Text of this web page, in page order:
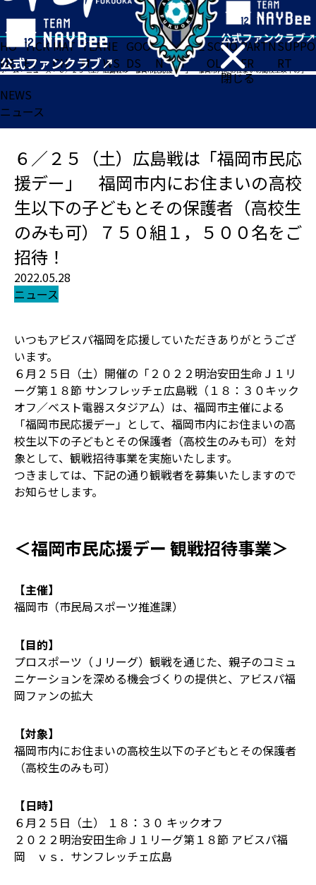
閉じる
HO
ME
TICK
ET
MAT
CH
TEA
M
NE
WS
GOO
DS
FA
N
ACADE
MY
SCHO
OL
PARTN
ER
SUPPO
RT
ホーム>ニュース>６／２５（土）広島戦は「福岡市民応援デー」 福岡市内にお住まいの高校生以下の子どもとその保護者（高校生のみも可）７５０組１，５００名をご招待！
NEWS
ニュース
６／２５（土）広島戦は「福岡市民応
援デー」 福岡市内にお住まいの高校
生以下の子どもとその保護者（高校生
のみも可）７５０組１，５００名をご
招待！
2022.05.28
ニュース
いつもアビスパ福岡を応援していただきありがとうござ
います。
６月２５日（土）開催の「２０２２明治安田生命Ｊ１リ
ーグ第１８節 サンフレッチェ広島戦（１８：３０キック
オフ／ベスト電器スタジアム）は、福岡市主催による
「福岡市民応援デー」として、福岡市内にお住まいの高
校生以下の子どもとその保護者（高校生のみも可）を対
象として、観戦招待事業を実施いたします。
つきましては、下記の通り観戦者を募集いたしますので
お知らせします。
＜福岡市民応援デー 観戦招待事業＞
【主催】
福岡市（市民局スポーツ推進課）
【目的】
プロスポーツ（Ｊリーグ）観戦を通じた、親子のコミュ
ニケーションを深める機会づくりの提供と、アビスパ福
岡ファンの拡大
【対象】
福岡市内にお住まいの高校生以下の子どもとその保護者
（高校生のみも可）
【日時】
６月２５日（土） １８：３０ キックオフ
２０２２明治安田生命Ｊ１リーグ第１８節 アビスパ福
岡 ｖｓ．サンフレッチェ広島